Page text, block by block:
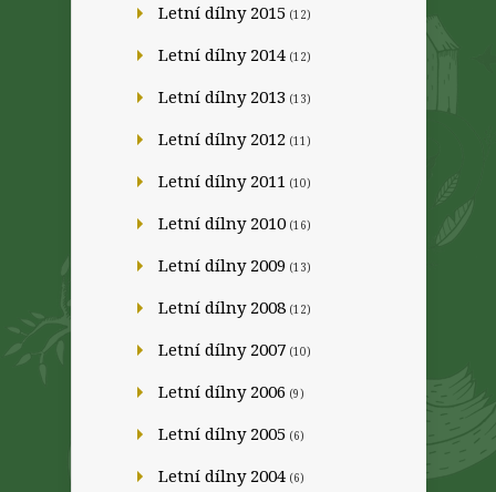
Letní dílny 2015 (12)
Letní dílny 2014 (12)
Letní dílny 2013 (13)
Letní dílny 2012 (11)
Letní dílny 2011 (10)
Letní dílny 2010 (16)
Letní dílny 2009 (13)
Letní dílny 2008 (12)
Letní dílny 2007 (10)
Letní dílny 2006 (9)
Letní dílny 2005 (6)
Letní dílny 2004 (6)